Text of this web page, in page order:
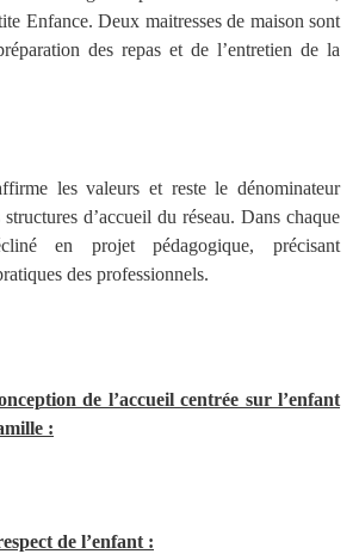
Enfance. Deux maitresses de maison sont
des repas et de l’entretien de la
les valeurs et reste le dénominateur
d’accueil du réseau. Dans chaque
en projet pédagogique, précisant
des professionnels.
de l’accueil centrée sur l’enfant
:
de l’enfant :